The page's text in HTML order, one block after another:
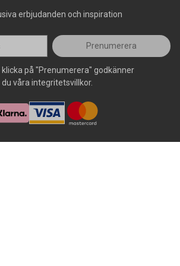
erbjudanden och inspiration
Prenumerera
på "Prenumerera" godkänner
du våra integritetsvillkor.